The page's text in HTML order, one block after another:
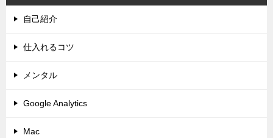
自己紹介
仕入れるコツ
メンタル
Google Analytics
Mac